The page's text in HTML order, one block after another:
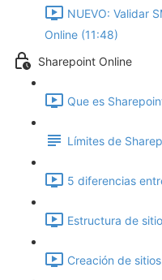
NUEVO: Validar
Online (11:48)
Sharepoint Online
Que es
Límites de
5 diferencias
Estructura de
Creación de